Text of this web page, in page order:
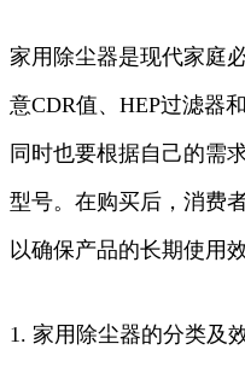
家用除尘器是现代家庭
意CDR值、HEP过滤器
同时也要根据自己的需
型号。在购买后，消费
以确保产品的长期使用效
1. 家用除尘器的分类及